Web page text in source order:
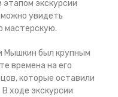
экскурсии
увидеть
мастерскую.
Мышкин был крупным
времена на его
которые оставили
ходе экскурсии